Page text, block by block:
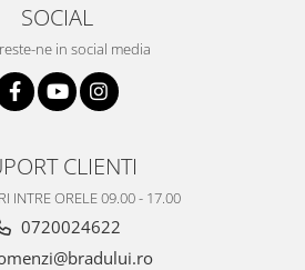
SOCIAL
ne in social media
CLIENTI
INTRE ORELE 09.00 - 17.00
0720024622